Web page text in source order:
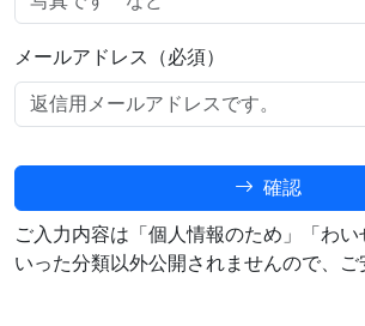
メールアドレス（必須）
確認
ご入力内容は「個人情報のため」「わい
いった分類以外公開されませんので、ご